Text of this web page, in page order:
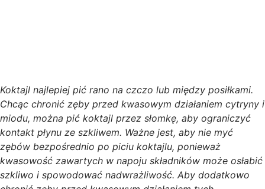
Koktajl najlepiej pić rano na czczo lub między posiłkami.
Chcąc chronić zęby przed kwasowym działaniem cytryny i
miodu, można pić koktajl przez słomkę, aby ograniczyć
kontakt płynu ze szkliwem. Ważne jest, aby nie myć
zębów bezpośrednio po piciu koktajlu, ponieważ
kwasowość zawartych w napoju składników może osłabić
szkliwo i spowodować nadwrażliwość. Aby dodatkowo